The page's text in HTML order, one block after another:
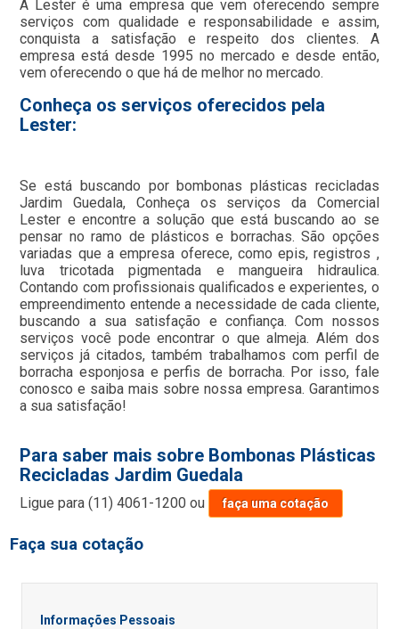
A Lester é uma empresa que vem oferecendo sempre
serviços com qualidade e responsabilidade e assim,
conquista a satisfação e respeito dos clientes. A
empresa está desde 1995 no mercado e desde então,
vem oferecendo o que há de melhor no mercado.
Conheça os serviços oferecidos pela
Lester:
Se está buscando por bombonas plásticas recicladas
Jardim Guedala, Conheça os serviços da Comercial
Lester e encontre a solução que está buscando ao se
pensar no ramo de plásticos e borrachas. São opções
variadas que a empresa oferece, como epis, registros ,
luva tricotada pigmentada e mangueira hidraulica.
Contando com profissionais qualificados e experientes, o
empreendimento entende a necessidade de cada cliente,
buscando a sua satisfação e confiança. Com nossos
serviços você pode encontrar o que almeja. Além dos
serviços já citados, também trabalhamos com perfil de
borracha esponjosa e perfis de borracha. Por isso, fale
conosco e saiba mais sobre nossa empresa. Garantimos
a sua satisfação!
Para saber mais sobre Bombonas Plásticas
Recicladas Jardim Guedala
Ligue para(11) 4061-1200 ou faça uma cotação
Faça sua cotação
Informações Pessoais